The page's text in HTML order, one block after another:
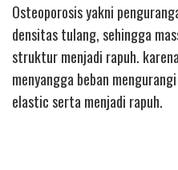
Osteoporosis yakni
densitas tulang, sehingga
struktur menjadi rapuh.
menyangga beban
elastic serta menjadi rapuh.